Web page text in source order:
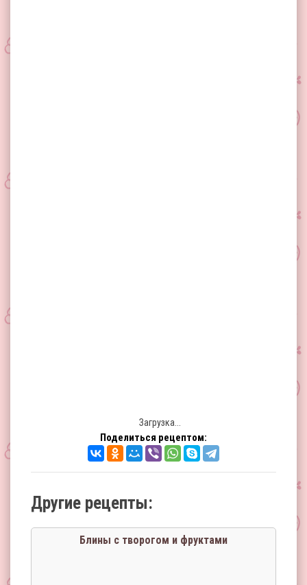
Загрузка...
Поделиться рецептом:
Другие рецепты:
Блины с творогом и фруктами